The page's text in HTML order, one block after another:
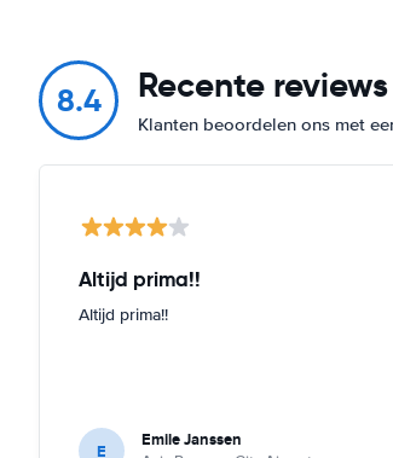
8.4 Recente reviews
Klanten beoordelen ons met
Altijd prima!!
Altijd prima!!
E Emile Janssen